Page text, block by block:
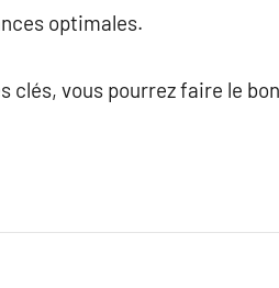
optimales.
clés, vous pourrez faire le